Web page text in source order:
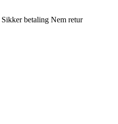
Sikker betaling Nem retur